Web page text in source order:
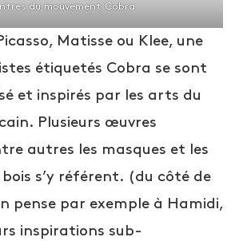
du mouvement Cobra
Matisse ou Klee, une
étiquetés Cobra se sont
et inspirés par les arts du
Plusieurs œuvres
autres les masques et les
s’y référent. (du côté de
pense par exemple à Hamidi,
inspirations sub-